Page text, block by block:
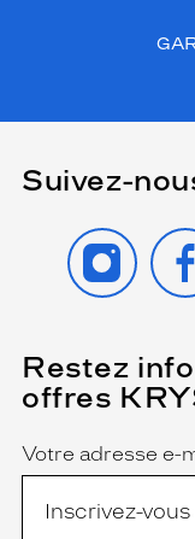
Suivez-
Restez
offres
Name
Votre adresse e-
(Ce
champ
est
obligatoire)